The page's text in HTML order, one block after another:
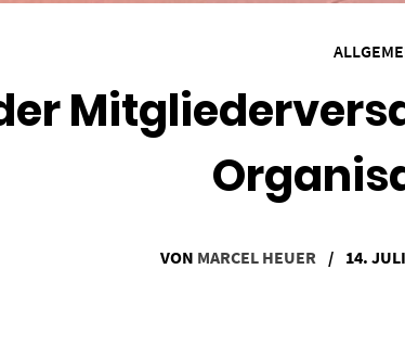
VON MARCEL HEUER / 14.